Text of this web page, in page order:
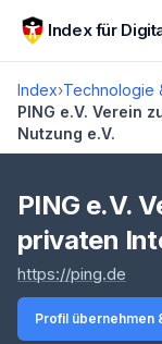
Zum Hauptinhalt
Index für
Index›Technologie
PING e.V. Verein
Nutzung e.V.
Score lädt
PING e.V.
privaten
https://ping.de
Profil übernehmen